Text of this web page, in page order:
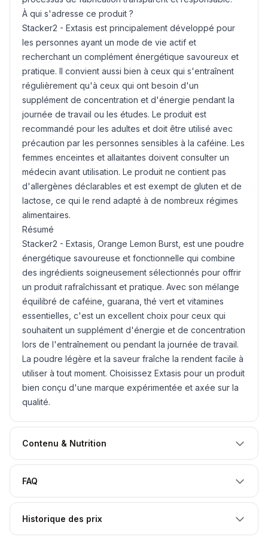
À qui s'adresse ce produit ?
Stacker2 - Extasis est principalement développé pour
les personnes ayant un mode de vie actif et
recherchant un complément énergétique savoureux et
pratique. Il convient aussi bien à ceux qui s'entraînent
régulièrement qu'à ceux qui ont besoin d'un
supplément de concentration et d'énergie pendant la
journée de travail ou les études. Le produit est
recommandé pour les adultes et doit être utilisé avec
précaution par les personnes sensibles à la caféine. Les
femmes enceintes et allaitantes doivent consulter un
médecin avant utilisation. Le produit ne contient pas
d'allergènes déclarables et est exempt de gluten et de
lactose, ce qui le rend adapté à de nombreux régimes
alimentaires.
Résumé
Stacker2 - Extasis, Orange Lemon Burst, est une poudre
énergétique savoureuse et fonctionnelle qui combine
des ingrédients soigneusement sélectionnés pour offrir
un produit rafraîchissant et pratique. Avec son mélange
équilibré de caféine, guarana, thé vert et vitamines
essentielles, c'est un excellent choix pour ceux qui
souhaitent un supplément d'énergie et de concentration
lors de l'entraînement ou pendant la journée de travail.
La poudre légère et la saveur fraîche la rendent facile à
utiliser à tout moment. Choisissez Extasis pour un produit
bien conçu d'une marque expérimentée et axée sur la
qualité.
Contenu & Nutrition
FAQ
Historique des prix